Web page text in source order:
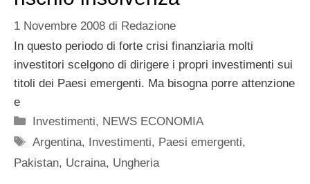
1 Novembre 2008 di Redazione
In questo periodo di forte crisi finanziaria molti
investitori scelgono di dirigere i propri investimenti sui
titoli dei Paesi emergenti. Ma bisogna porre attenzione
e
Categorie
Investimenti, NEWS ECONOMIA
Tag
Argentina, Investimenti, Paesi emergenti,
Pakistan, Ucraina, Ungheria